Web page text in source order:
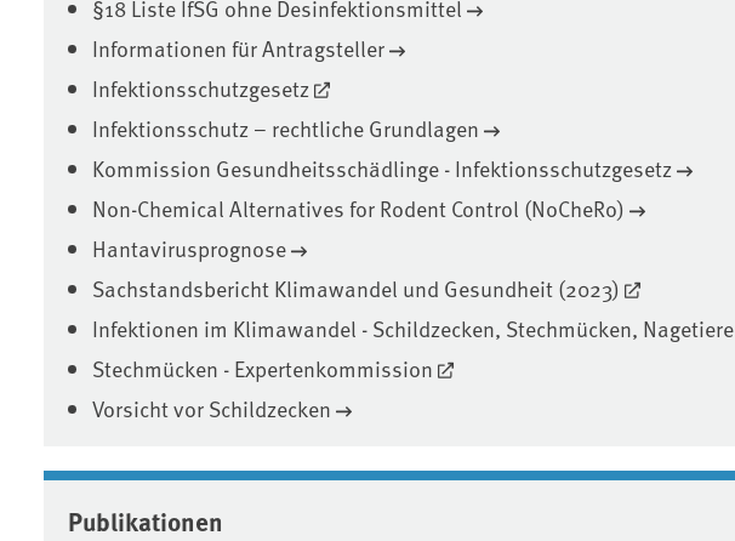
§18 Liste IfSG ohne Desinfektionsmittel
Informationen für Antragsteller
Infektionsschutzgesetz
Infektionsschutz – rechtliche Grundlagen
Kommission Gesundheitsschädlinge - Infektionsschutzgesetz
Non-Chemical Alternatives for Rodent Control (NoCheRo)
Hantavirusprognose
Sachstandsbericht Klimawandel und Gesundheit (2023)
Infektionen im Klimawandel - Schildzecken, Stechmücken, Nagetiere
Stechmücken - Expertenkommission
Vorsicht vor Schildzecken
Publikationen